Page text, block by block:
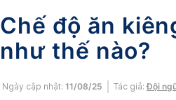
Chế độ ăn
như thế nào?
Ngày cập nhật: 11/08/25 Tác giả:Đội